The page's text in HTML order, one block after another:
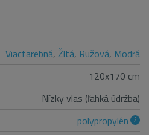
Viacfarebná, Žltá, Ružová, Modrá
120x170 cm
Nízky vlas (ľahká údržba)
polypropylén